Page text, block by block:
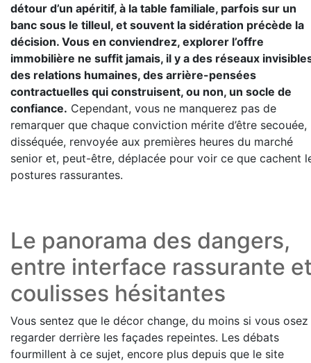
détour d’un apéritif, à la table familiale, parfois sur un
banc sous le tilleul, et souvent la sidération précède la
décision. Vous en conviendrez, explorer l’offre
immobilière ne suffit jamais, il y a des réseaux
des relations humaines, des arrière-pensées
contractuelles qui construisent, ou non, un socle de
confiance. Cependant, vous ne manquerez pas de
remarquer que chaque conviction mérite d’être secouée,
disséquée, renvoyée aux premières heures du marché
senior et, peut-être, déplacée pour voir ce que cachent
postures rassurantes.
Le panorama des dangers,
entre interface rassurante
coulisses hésitantes
Vous sentez que le décor change, du moins si vous osez
regarder derrière les façades repeintes. Les débats
fourmillent à ce sujet, encore plus depuis que le site